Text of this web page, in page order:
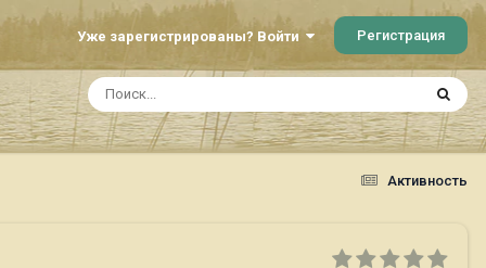
Уже зарегистрированы? Войти Регистрация
Активность